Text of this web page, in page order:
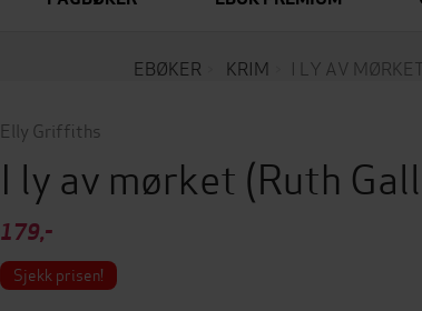
EBØKER KRIM I LY AV MØRKET
Elly Griffiths
I ly av mørket (Ruth
179,-
Sjekk prisen!